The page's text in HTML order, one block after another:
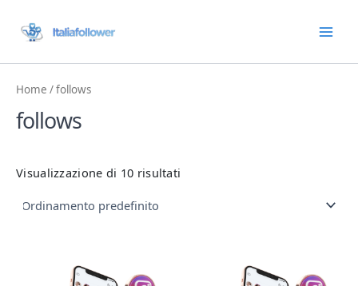
contenuto
Home / follows
follows
Visualizzazione di 10 risultati